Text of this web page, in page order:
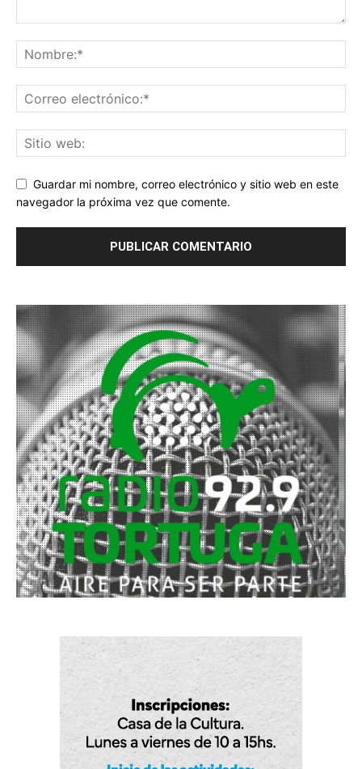
Guardar mi nombre, correo electrónico y sitio web en este
navegador la próxima vez que comente.